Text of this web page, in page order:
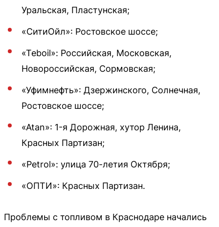
Уральская, Пластунская;
«СитиОйл»: Ростовское шоссе;
«Teboil»: Российская, Московская,
Новороссийская, Сормовская;
«Уфимнефть»: Дзержинского, Солнечная,
Ростовское шоссе;
«Atan»: 1-я Дорожная, хутор Ленина,
Красных Партизан;
«Petrol»: улица 70-летия Октября;
«ОПТИ»: Красных Партизан.
Проблемы с топливом в Краснодаре начались